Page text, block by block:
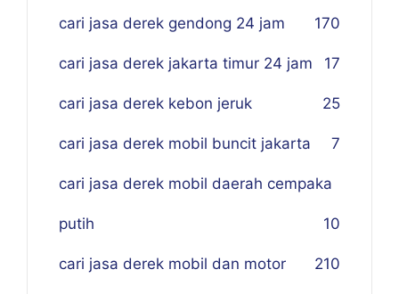
cari jasa derek gendong 24 jam 170
cari jasa derek jakarta timur 24 jam 17
cari jasa derek kebon jeruk 25
cari jasa derek mobil buncit jakarta 7
cari jasa derek mobil daerah cempaka
putih 10
cari jasa derek mobil dan motor 210